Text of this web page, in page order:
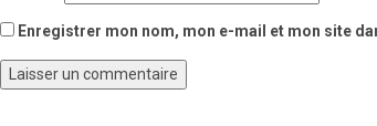
Enregistrer mon nom, mon e-mail et mon site